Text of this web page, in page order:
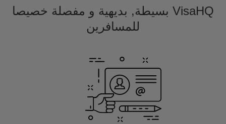
VisaHQ بسيطة, بديهية و مفصلة خصيصا
للمسافرين